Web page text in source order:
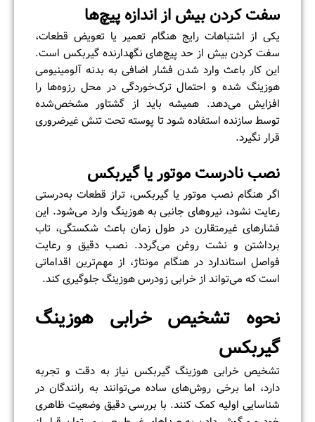
سفت کردن بیش از اندازه پیچ‌ها
یکی از اشتباهات رایج هنگام تعمیر یا تعویض قطعات،
سفت کردن بیش از حد پیچ‌های نگهدارنده گیربکس است.
این کار باعث وارد شدن فشار اضافی به بدنه آلومینیومی
هوزینگ شده و احتمال ترک‌خوردگی در محل رزوه‌ها را
افزایش می‌دهد. همیشه باید از گشتاور مشخص‌شده
توسط سازنده استفاده شود تا پوسته تحت تنش غیرضروری
قرار نگیرد.
نصب نادرست موتور یا گیربکس
اگر هنگام نصب موتور یا گیربکس، تراز قطعات به‌درستی
رعایت نشود، نیروهای جانبی به هوزینگ وارد می‌شود. این
فشارهای غیرمتقارن در طول زمان باعث شکستگی، تاب
برداشتن و نشت روغن می‌گردد. نصب دقیق و رعایت
فواصل استاندارد در هنگام مونتاژ، از مهم‌ترین اقداماتی
است که می‌تواند از خرابی زودرس هوزینگ جلوگیری کند.
نحوه تشخیص خرابی هوزینگ
گیربکس
تشخیص خرابی هوزینگ گیربکس نیاز به دقت و تجربه
دارد، اما برخی روش‌های ساده می‌توانند به رانندگان در
شناسایی اولیه کمک کنند. با بررسی دقیق وضعیت ظاهری